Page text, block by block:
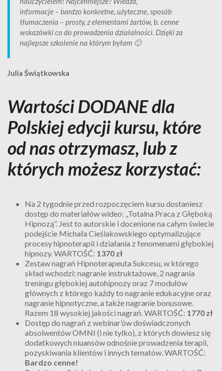
informacje – bardzo konkretne, użyteczne, sposób
tłumaczenia – prosty, z elementami żartów, b. cenne
wskazówki co do prowadzenia działalności. Dzięki za
najlepsze szkolenie na którym byłam 🙂
Julia Świątkowska
Wartości DODANE dla
Polskiej edycji kursu, które
od nas otrzymasz, lub z
których możesz korzystać:
Na 2 tygodnie przed rozpoczęciem kursu dostaniesz
dostęp do materiałów wideo: „Totalna Praca z Głęboką
Hipnozą”. Jest to autorskie i docenione na całym świecie
podejście Michała Cieślakowskiego optymalizujące
procesy hipnoterapii i działania z fenomenami głębokiej
hipnozy. WARTOŚĆ: 1370 zł
Zestaw nagrań Hipnoterapeuta Sukcesu, w którego
skład wchodzi: nagranie instruktażowe, 2 nagrania
treningu głębokiej autohipnozy oraz 7 modułów
głównych z którego każdy to nagranie edukacyjne oraz
nagranie hipnotyczne, a także nagranie bonusowe.
Razem 18 wysokiej jakości nagrań. WARTOŚĆ: 1770 zł
Dostęp do nagrań z webinar’ów doświadczonych
absolwentów OMNI (i nie tylko), z których dowiesz się
dodatkowych niuansów odnośnie prowadzenia terapii,
pozyskiwania klientów i innych tematów. WARTOŚĆ:
Bardzo cenne!